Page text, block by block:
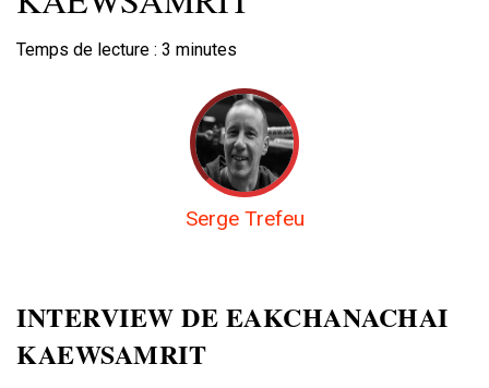
Temps de lecture : 3 minutes
Serge Trefeu
INTERVIEW DE EAKCHANACHAI
KAEWSAMRIT